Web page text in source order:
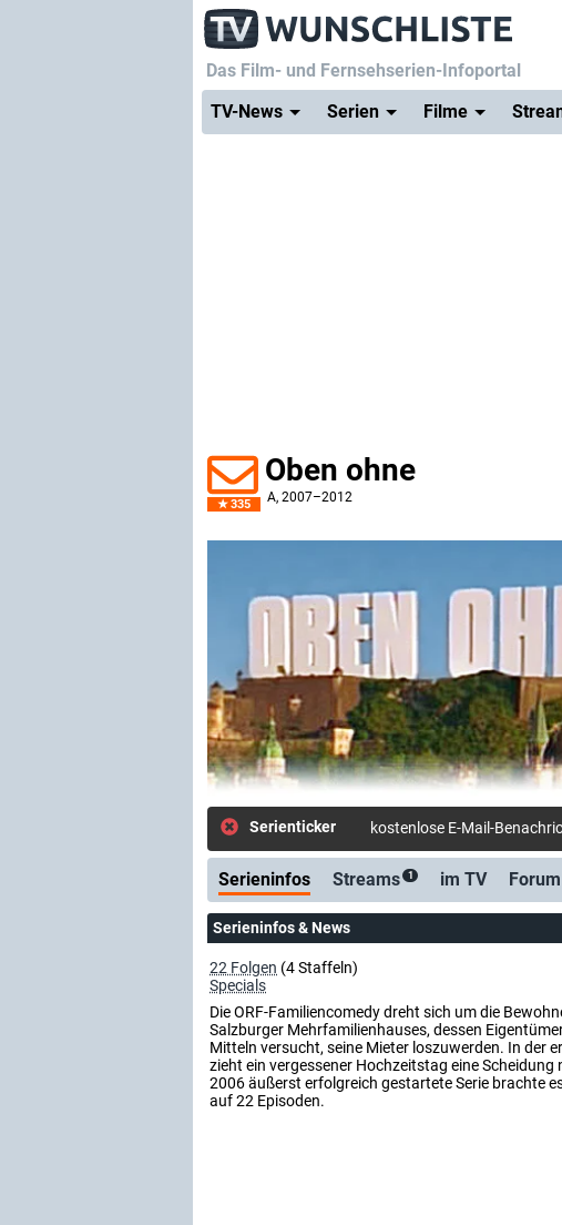
Das Film- und Fernsehserien-Infoportal
TV-News
Serien Filme
335
Oben ohne
A, 2007–2012
Serienticker kostenlose E-Mail-
Serieninfos Streams 1 im TV Forum
Serieninfos & News
22 Folgen (4 Staffeln)
Specials
Die ORF-Familiencomedy dreht sich um die
Salzburger Mehrfamilienhauses, dessen
Mitteln versucht, seine Mieter loszuwerden. In der
zieht ein vergessener Hochzeitstag eine Scheidung
2006 äußerst erfolgreich gestartete Serie brachte
auf 22 Episoden.